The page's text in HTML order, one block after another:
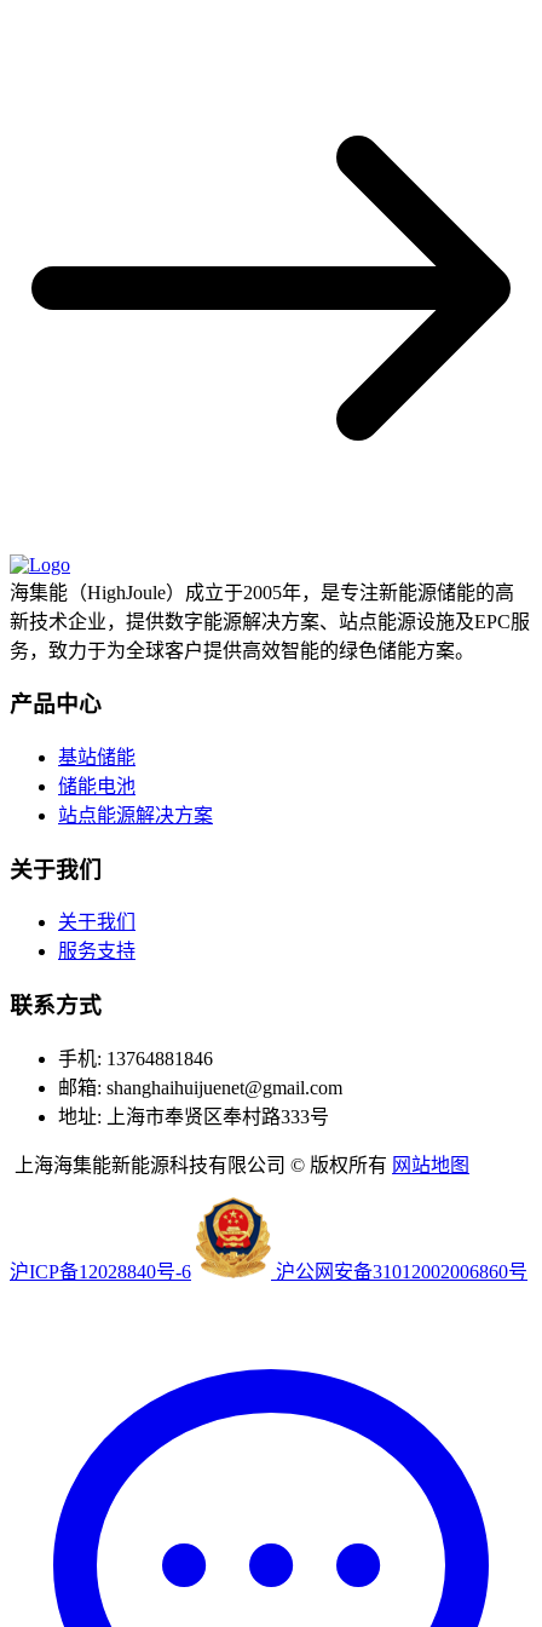
海集能（HighJoule）成立于2005年，是专注新能源储能的高
新技术企业，提供数字能源解决方案、站点能源设施及EPC服
务，致力于为全球客户提供高效智能的绿色储能方案。
产品中心
基站储能
储能电池
站点能源解决方案
关于我们
关于我们
服务支持
联系方式
手机: 13764881846
邮箱: shanghaihuijuenet@gmail.com
地址: 上海市奉贤区奉村路333号
上海海集能新能源科技有限公司 © 版权所有 网站地图
沪ICP备12028840号-6 沪公网安备31012002006860号